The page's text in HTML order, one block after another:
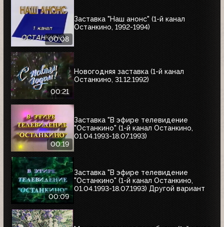
00:08
Заставка "Наш анонс" (1-й канал
Останкино, 1992-1994)
00:21
Новогодняя заставка (1-й канал
Останкино, 31.12.1992)
00:19
Заставка "В эфире телевидение
"Останкино" (1-й канал Останкино,
01.04.1993-18.07.1993)
00:09
Заставка "В эфире телевидение
"Останкино" (1-й канал Останкино,
01.04.1993-18.07.1993) Другой вариант